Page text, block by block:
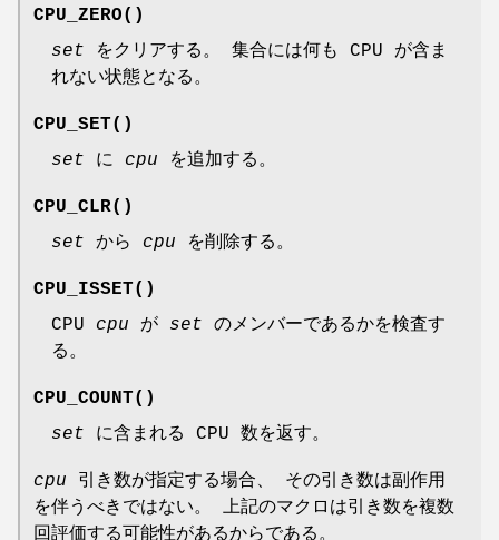
CPU_ZERO()
set をクリアする。 集合には何も CPU が含ま
れない状態となる。
CPU_SET()
set に cpu を追加する。
CPU_CLR()
set から cpu を削除する。
CPU_ISSET()
CPU cpu が set のメンバーであるかを検査す
る。
CPU_COUNT()
set に含まれる CPU 数を返す。
cpu 引き数が指定する場合、 その引き数は副作用
を伴うべきではない。 上記のマクロは引き数を複数
回評価する可能性があるからである。